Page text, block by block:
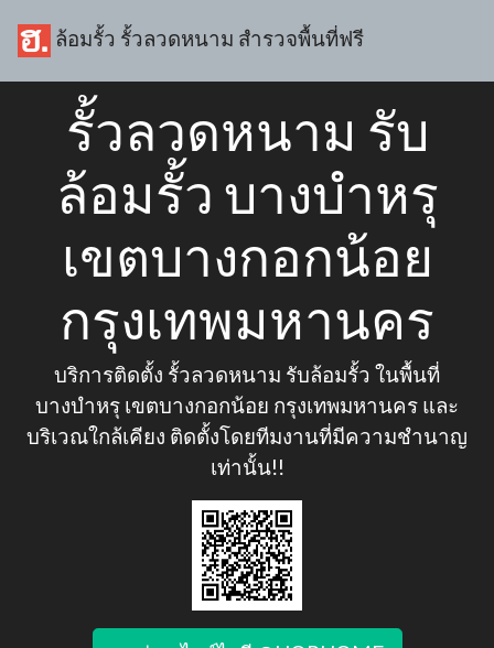
ล้อมรั้ว รั้วลวดหนาม สำรวจพื้นที่ฟรี
รั้วลวดหนาม รับ
ล้อมรั้ว บางบำหรุ
เขตบางกอกน้อย
กรุงเทพมหานคร
บริการติดตั้ง รั้วลวดหนาม รับล้อมรั้ว ในพื้นที่
บางบำหรุ เขตบางกอกน้อย กรุงเทพมหานคร และ
บริเวณใกล้เคียง ติดตั้งโดยทีมงานที่มีความชำนาญ
เท่านั้น!!